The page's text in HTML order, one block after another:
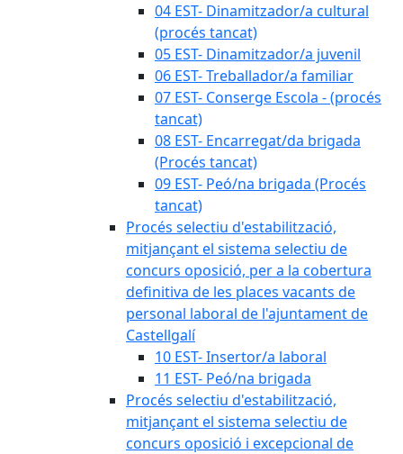
04 EST- Dinamitzador/a cultural
(procés tancat)
05 EST- Dinamitzador/a juvenil
06 EST- Treballador/a familiar
07 EST- Conserge Escola - (procés
tancat)
08 EST- Encarregat/da brigada
(Procés tancat)
09 EST- Peó/na brigada (Procés
tancat)
Procés selectiu d'estabilització,
mitjançant el sistema selectiu de
concurs oposició, per a la cobertura
definitiva de les places vacants de
personal laboral de l'ajuntament de
Castellgalí
10 EST- Insertor/a laboral
11 EST- Peó/na brigada
Procés selectiu d'estabilització,
mitjançant el sistema selectiu de
concurs oposició i excepcional de